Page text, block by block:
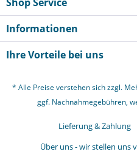
Informationen
Ihre Vorteile bei uns
* Alle Preise verstehen sich zzgl.
ggf. Nachnahmegebühren,
Lieferung & Zahlung
Über uns - wir stellen uns